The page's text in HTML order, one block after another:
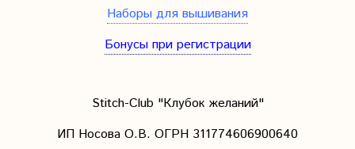
Наборы для вышивания
Бонусы при регистрации
Stitch-Club "Клубок желаний"
ИП Носова О.В. ОГРН 311774606900640